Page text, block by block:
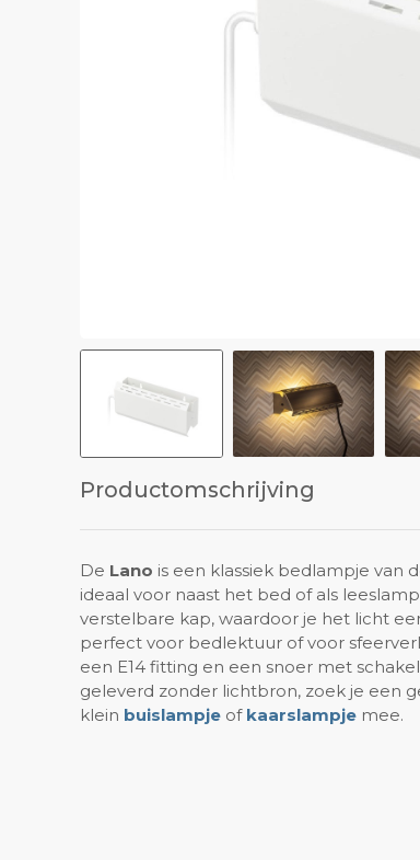
Productomschrijving
De Lano is een klassiek bedlampje van
ideaal voor naast het bed of als
verstelbare kap, waardoor je het licht
perfect voor bedlektuur of voor
een E14 fitting en een snoer met
geleverd zonder lichtbron, zoek je een
klein buislampje of kaarslampje mee.